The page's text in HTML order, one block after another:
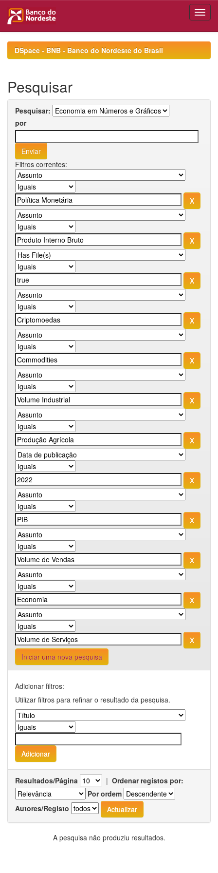
navigationDSpace - BNB - Banco do Nordeste do Brasil
Pesquisar
Pesquisar:
por
Filtros correntes:
Iniciar uma nova pesquisa
Adicionar filtros:
Utilizar filtros para refinar o resultado da pesquisa.
Resultados/Página | Ordenar registos por:
Por ordem
Autores/Registo
A pesquisa não produziu resultados.